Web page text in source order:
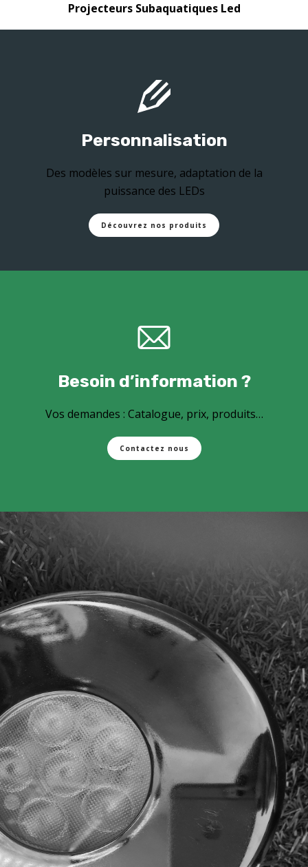
Projecteurs Subaquatiques Led
Personnalisation
Des modèles sur mesure, adaptation de la
puissance des LEDs
Découvrez nos produits
Besoin d’information ?
Vos demandes : Catalogue, prix, produits…
Contactez nous